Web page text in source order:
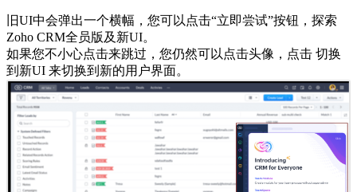
旧UI中会弹出一个横幅，您可以点击“立即尝试”按钮，探索
Zoho CRM全员版及新UI。
如果您不小心点击来跳过，您仍然可以点击头像，点击 切换
到新UI 来切换到新的用户界面。